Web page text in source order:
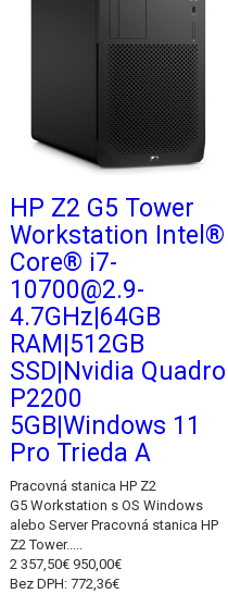
HP Z2 G5 Tower
Workstation Intel®
Core® i7-
10700@2.9-
4.7GHz|64GB
RAM|512GB
SSD|Nvidia Quadro
P2200
5GB|Windows 11
Pro Trieda A
Pracovná stanica HP Z2
G5 Workstation s OS Windows
alebo Server Pracovná stanica HP
Z2 Tower.....
2 357,50€ 950,00€
Bez DPH: 772,36€